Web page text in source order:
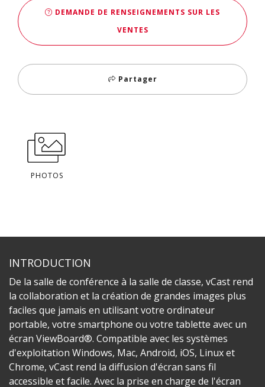
DEMANDE DE RENSEIGNEMENTS SUR LES
VENTES
Partager
PHOTOS
INTRODUCTION
De la salle de conférence à la salle de classe, vCast rend
la collaboration et la création de grandes images plus
faciles que jamais en utilisant votre ordinateur
portable, votre smartphone ou votre tablette avec un
écran ViewBoard®. Compatible avec les systèmes
d'exploitation Windows, Mac, Android, iOS, Linux et
Chrome, vCast rend la diffusion d'écran sans fil
accessible et facile. Avec la prise en charge de l'écran